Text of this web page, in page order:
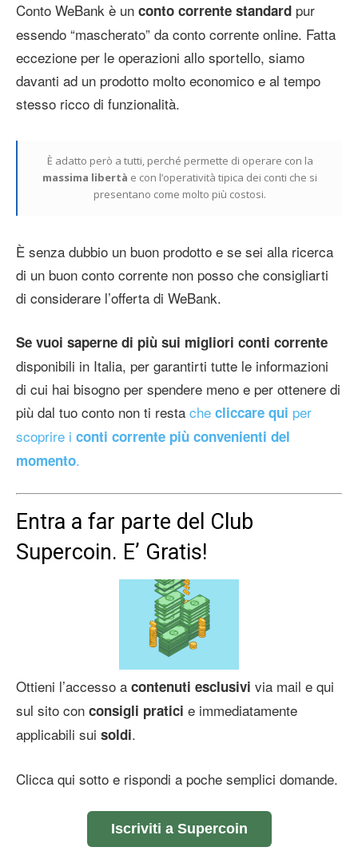
Conto WeBank è un conto corrente standard pur
essendo “mascherato” da conto corrente online. Fatta
eccezione per le operazioni allo sportello, siamo
davanti ad un prodotto molto economico e al tempo
stesso ricco di funzionalità.
È adatto però a tutti, perché permette di operare con la
massima libertà e con l’operatività tipica dei conti che si
presentano come molto più costosi.
È senza dubbio un buon prodotto e se sei alla ricerca
di un buon conto corrente non posso che consigliarti
di considerare l’offerta di WeBank.
Se vuoi saperne di più sui migliori conti corrente
disponibili in Italia, per garantirti tutte le informazioni
di cui hai bisogno per spendere meno e per ottenere di
più dal tuo conto non ti resta che cliccare qui per
scoprire i conti corrente più convenienti del
momento.
Entra a far parte del Club
Supercoin. E’ Gratis!
Ottieni l’accesso a contenuti esclusivi via mail e qui
sul sito con consigli pratici e immediatamente
applicabili sui soldi.
Clicca qui sotto e rispondi a poche semplici domande.
Iscriviti a Supercoin